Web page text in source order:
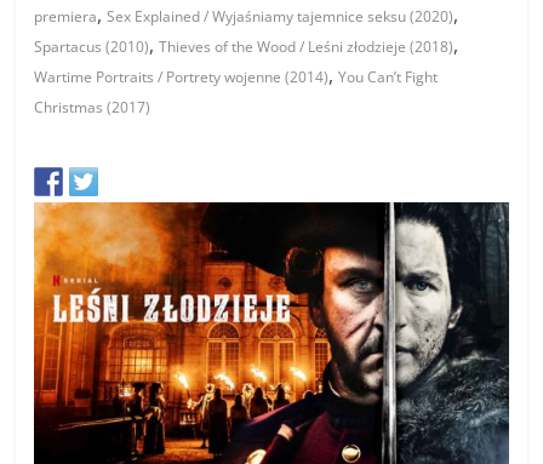
premiera,Sex Explained / Wyjaśniamy tajemnice seksu (2020),
Spartacus (2010),Thieves of the Wood / Leśni złodzieje (2018),
Wartime Portraits / Portrety wojenne (2014),You Can’t Fight
Christmas (2017)